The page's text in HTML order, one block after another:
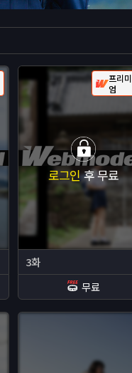
로그인후 무료
프리미
엄
3화
무료